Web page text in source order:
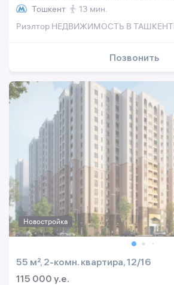
Тошкент
13 мин.
Риэлтор НЕДВИЖИМОСТЬ В
Позвонить
Новостройка
55 м², 2-комн. квартира, 12/16
115 000 y.e.